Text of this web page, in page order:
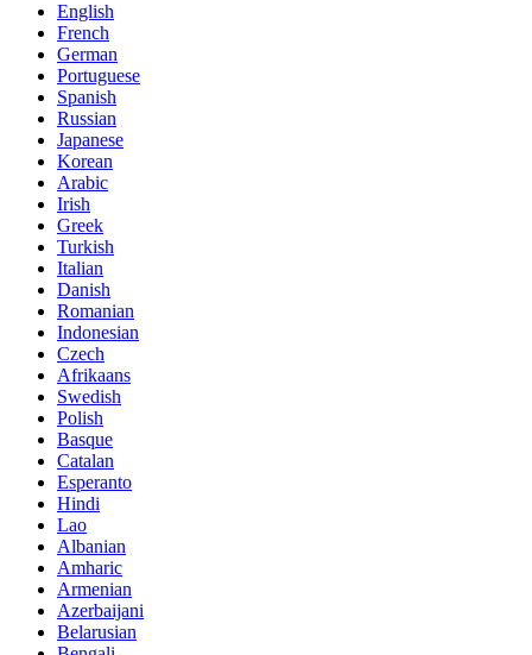
English
French
German
Portuguese
Spanish
Russian
Japanese
Korean
Arabic
Irish
Greek
Turkish
Italian
Danish
Romanian
Indonesian
Czech
Afrikaans
Swedish
Polish
Basque
Catalan
Esperanto
Hindi
Lao
Albanian
Amharic
Armenian
Azerbaijani
Belarusian